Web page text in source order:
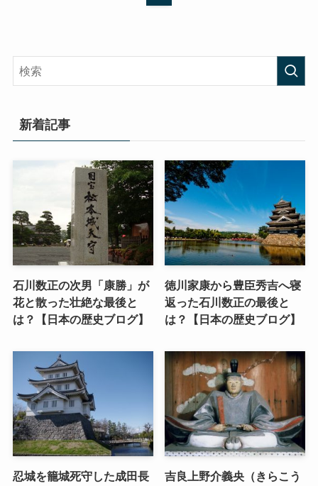
新着記事
石川数正の次男「康勝」が
花と散った壮絶な最後と
は？【日本の歴史ブログ】
徳川家康から豊臣秀吉へ寝
返った石川数正の最後と
は？【日本の歴史ブログ】
忍城を籠城死守した成田長
吉良上野介義央（きらこう